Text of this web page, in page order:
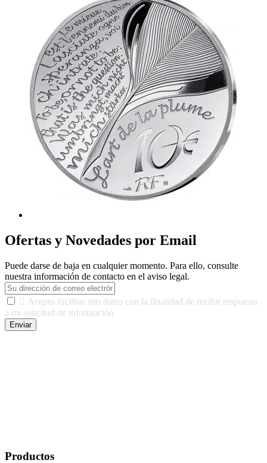
Ofertas y Novedades por Email
Puede darse de baja en cualquier momento. Para ello, consulte
nuestra información de contacto en el aviso legal.
 Acepto facilitar mis datos con la finalidad de recibir respuesta
a mi solicitud de información
Enviar
Productos